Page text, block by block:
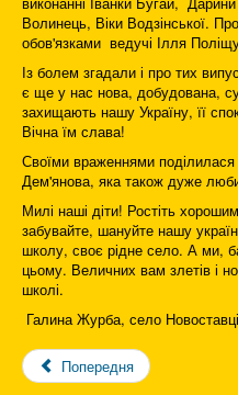
Волинець, Віки Водзінської.
обов'язками ведучі Ілля
Із болем згадали і про тих
є ще у нас нова, добудована,
захищають нашу Україну, її
Вічна їм слава!
Своїми враженнями
Дем'янова, яка також дуже
Милі наші діти! Ростіть
забувайте, шануйте нашу
школу, своє рідне село. А ми,
цьому. Величних вам злетів і
школі.
Галина Журба, село Новоставці
Попередня